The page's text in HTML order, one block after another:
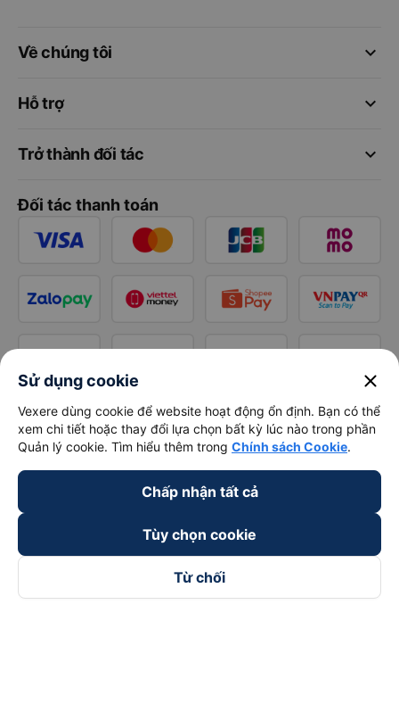
keyboard_arrow_down
Về chúng tôi
keyboard_arrow_down
Hỗ trợ
keyboard_arrow_down
Trở thành đối tác
Đối tác thanh toán
Sử dụng cookie close
Vexere dùng cookie để website hoạt động ổn định. Bạn có thể
xem chi tiết hoặc thay đổi lựa chọn bất kỳ lúc nào trong phần
Quản lý cookie. Tìm hiểu thêm trong Chính sách Cookie.
Chấp nhận tất cả
Tùy chọn cookie
Từ chối